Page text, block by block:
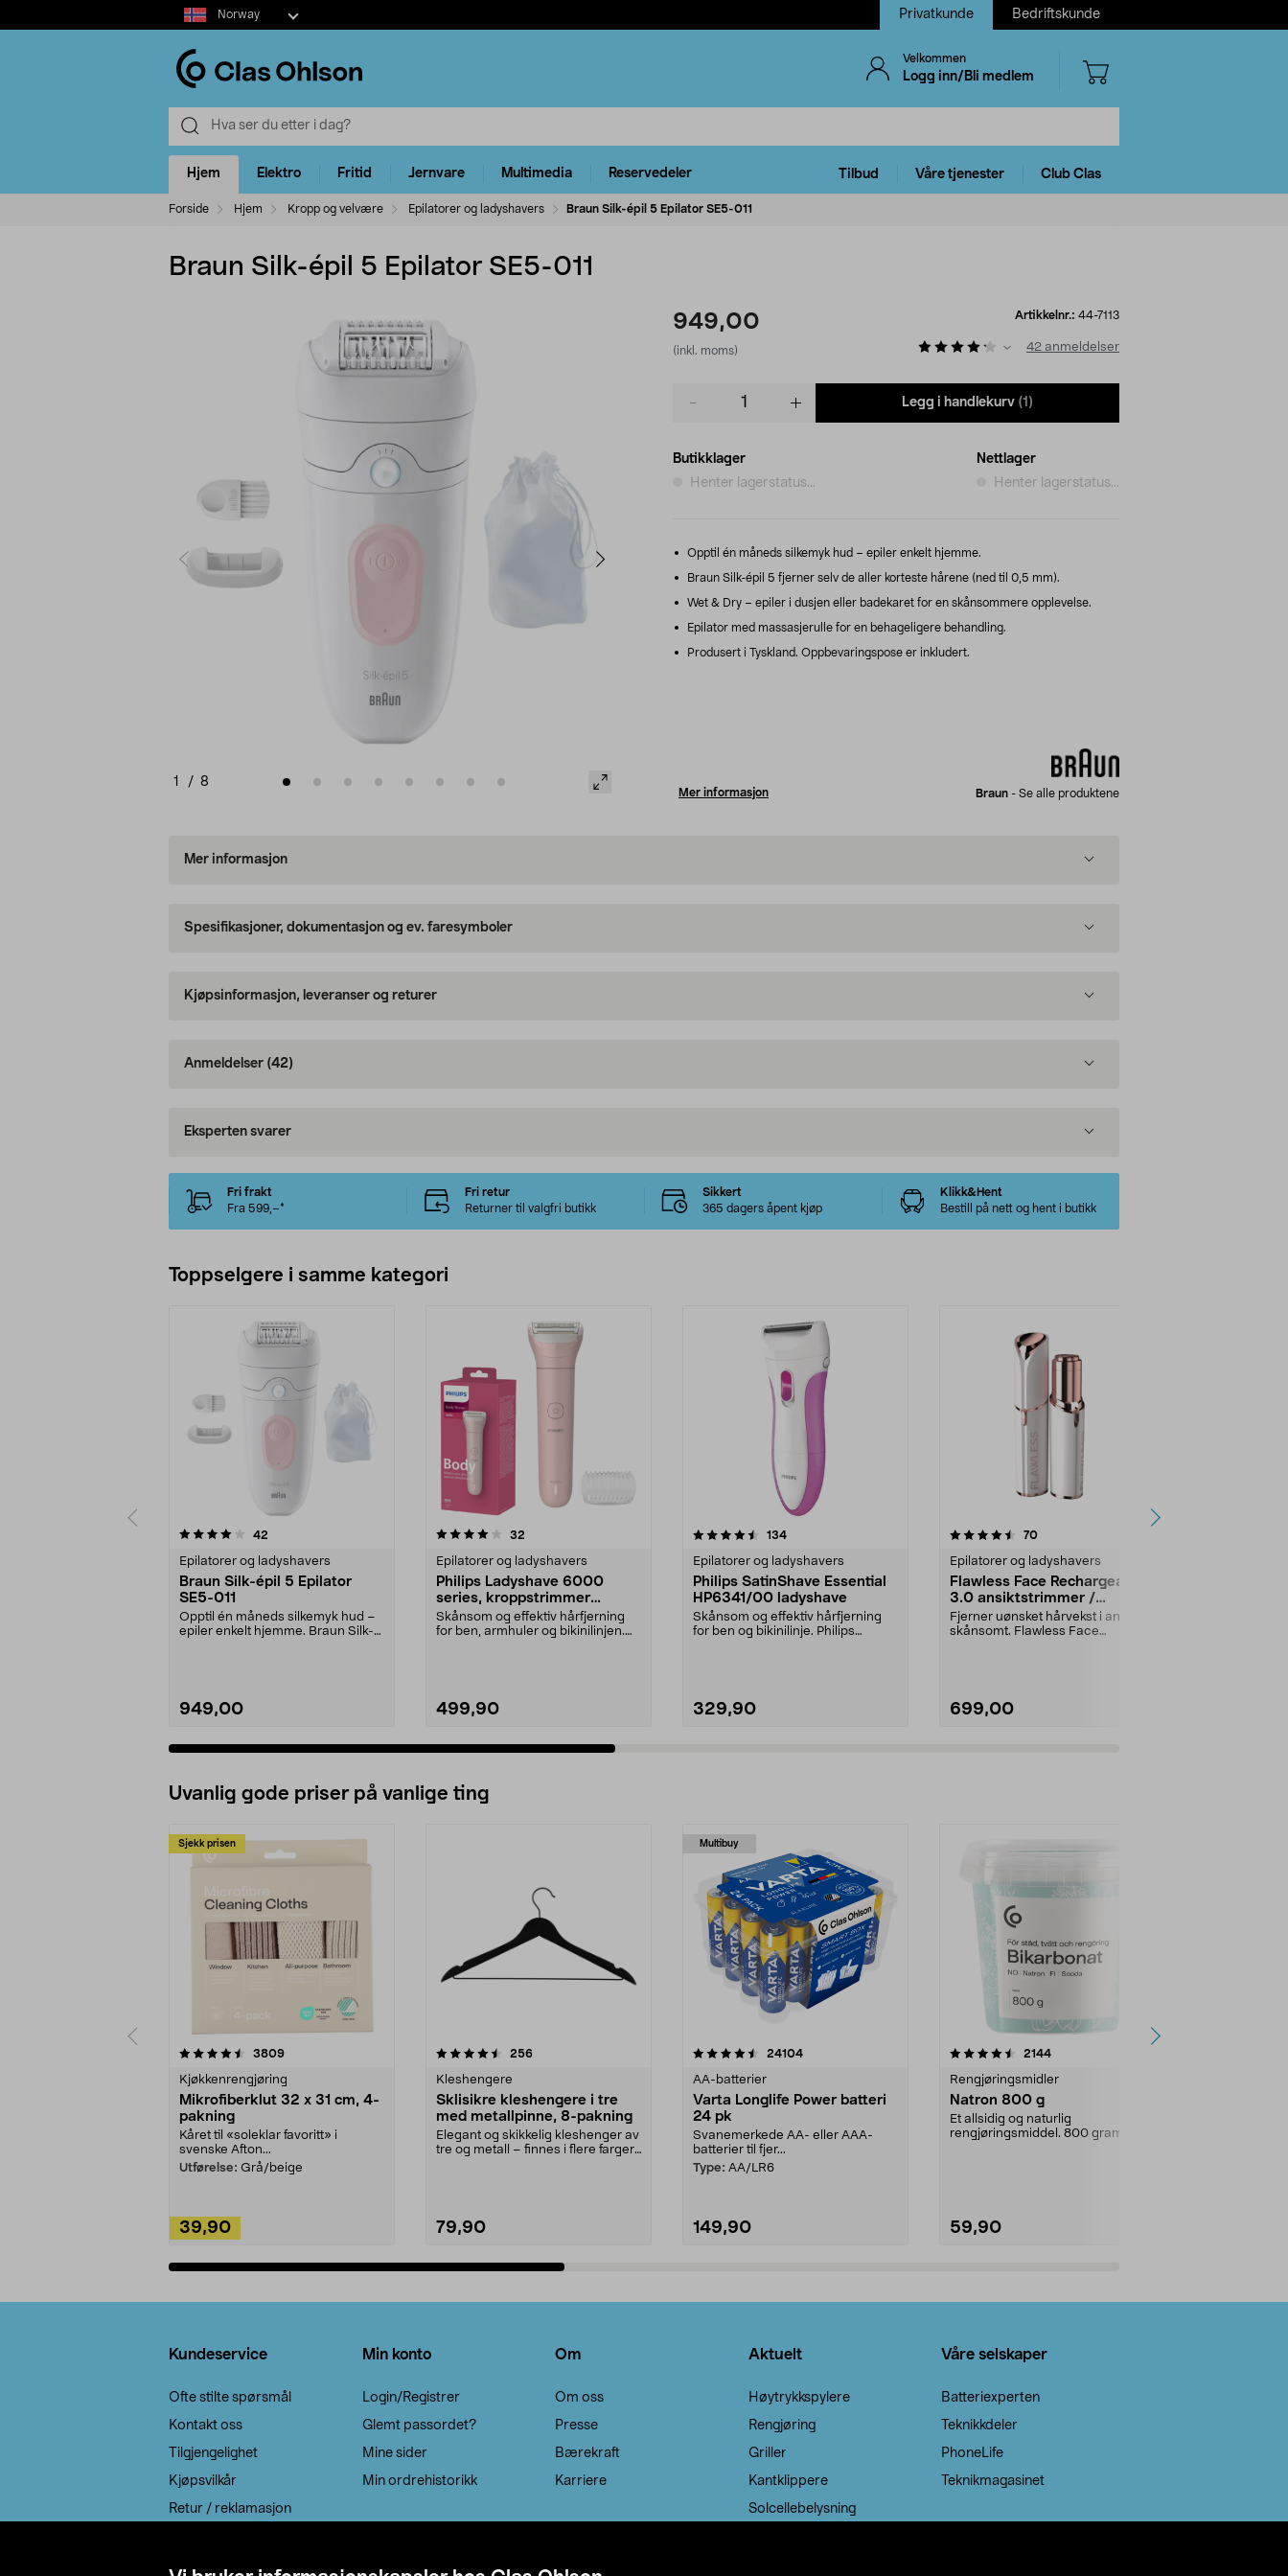
Select
market
Norway Privatkunde Bedriftskunde
Velkommen
Logg inn/Bli medlem
Hjem Elektro Fritid Jernvare Multimedia Reservedeler Tilbud Våre tjenester Club Clas
Forside Hjem Kropp og velvære Epilatorer og ladyshavers Braun Silk-épil 5 Epilator SE5-011
Braun Silk-épil 5 Epilator SE5-011
1 / 8
949,00
(inkl. moms)
Artikkelnr.: 44-7113
42 anmeldelser
Legg i handlekurv (1)
Butikklager
Henter lagerstatus...
Nettlager
Henter lagerstatus...
Opptil én måneds silkemyk hud – epiler enkelt hjemme.
Braun Silk-épil 5 fjerner selv de aller korteste hårene (ned til 0,5 mm).
Wet & Dry – epiler i dusjen eller badekaret for en skånsommere opplevelse.
Epilator med massasjerulle for en behageligere behandling.
Produsert i Tyskland. Oppbevaringspose er inkludert.
Mer informasjon Braun - Se alle produktene
Mer informasjon
Spesifikasjoner, dokumentasjon og ev. faresymboler
Kjøpsinformasjon, leveranser og returer
Anmeldelser (42)
Eksperten svarer
Fri frakt
Fra 599,–*
Fri retur
Returner til valgfri butikk
Sikkert
365 dagers åpent kjøp
Klikk&Hent
Bestill på nett og hent i butikk
Toppselgere i samme kategori
42
Epilatorer og ladyshavers
Braun Silk-épil 5 Epilator
SE5-011
Opptil én måneds silkemyk hud –
epiler enkelt hjemme. Braun Silk-
949,00
4.0 av 5 stjerner 32
Epilatorer og ladyshavers
Philips Ladyshave 6000
series, kroppstrimmer
BRL128/00
Skånsom og effektiv hårfjerning
for ben, armhuler og bikinilinjen.
499,90
4.5 av 5 stjerner 134anmeldelser
Epilatorer og ladyshavers
Philips SatinShave Essential
HP6341/00 ladyshave
Skånsom og effektiv hårfjerning
for ben og bikinilinje. Philips
329,90
4.5 av 5 stjerner 70anmeldelser
Epilatorer og ladyshavers
Flawless Face Rechargeable
3.0 ansiktstrimmer /
hårfjerner, oppladbar
Fjerner uønsket hårvekst i ansiktet
skånsomt. Flawless Face
699,00
3.5 av 5 stjerner
Uvanlig gode priser på vanlige ting
Sjekk prisen
3809anmeldelser
Kjøkkenrengjøring
Mikrofiberklut 32 x 31 cm, 4-
pakning
Kåret til «soleklar favoritt» i
svenske Afton...
Utførelse: Grå/beige
39,90
4.5av 5 stjerner 256anmeldelser
Kleshengere
Sklisikre kleshengere i tre
med metallpinne, 8-pakning
Elegant og skikkelig kleshenger av
tre og metall – finnes i flere farger.
79,90
Multibuy
4.5av 5 stjerner 24104anmeldelser
AA-batterier
Varta Longlife Power batteri
24 pk
Svanemerkede AA- eller AAA-
batterier til fjer...
Type: AA/LR6
149,90
4.5av 5 stjerner 2144anmeldelser
Rengjøringsmidler
Natron 800 g
Et allsidig og naturlig
rengjøringsmiddel. 800 gram
59,90
4.0av 5 stjerner
Kundeservice
Ofte stilte spørsmål
Kontakt oss
Tilgjengelighet
Kjøpsvilkår
Retur / reklamasjon
Min konto
Login/Registrer
Glemt passordet?
Mine sider
Min ordrehistorikk
Om
Om oss
Presse
Bærekraft
Karriere
Aktuelt
Høytrykkspylere
Rengjøring
Griller
Kantklippere
Solcellebelysning
Våre selskaper
Batteriexperten
Teknikkdeler
PhoneLife
Teknikmagasinet